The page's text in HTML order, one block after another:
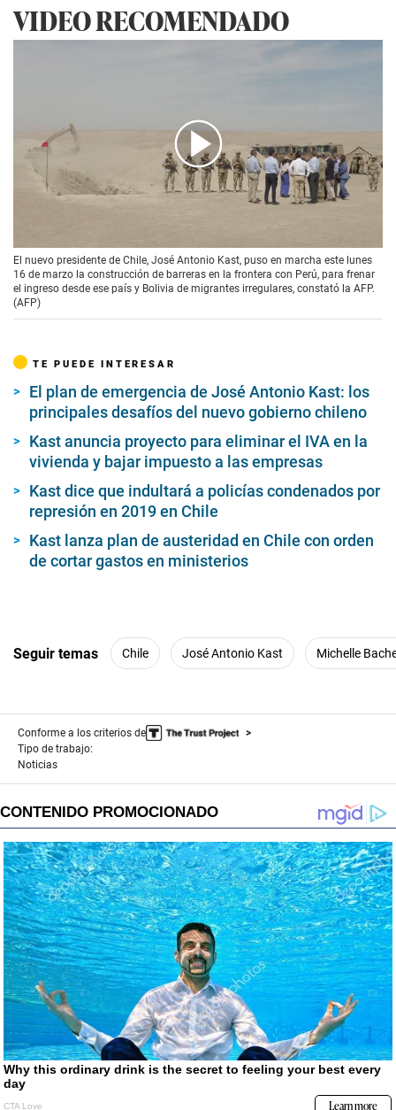
VIDEO RECOMENDADO
El nuevo presidente de Chile, José Antonio Kast, puso en marcha este lunes
16 de marzo la construcción de barreras en la frontera con Perú, para frenar
el ingreso desde ese país y Bolivia de migrantes irregulares, constató la AFP.
(AFP)
TE PUEDE INTERESAR
El plan de emergencia de José Antonio Kast: los
principales desafíos del nuevo gobierno chileno
Kast anuncia proyecto para eliminar el IVA en la
vivienda y bajar impuesto a las empresas
Kast dice que indultará a policías condenados por
represión en 2019 en Chile
Kast lanza plan de austeridad en Chile con orden
de cortar gastos en ministerios
Seguir temas Chile José Antonio Kast Michelle
Conforme a los criterios de
Tipo de trabajo:
Noticias